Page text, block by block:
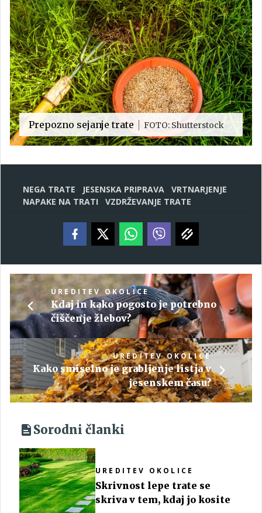
Prepozno sejanje trate FOTO: Shutterstock
NEGA TRATE JESENSKA PRIPRAVA
VRTNARJENJE
NAPAKE NA TRATI
VZDRŽEVANJE TRATE
UREDITEV OKOLICE
Kdaj in kako pogosto je potrebno
čiščenje žlebov?
UREDITEV OKOLICE
Kako smiselno je grabljenje listja v
jesenskem času?
Sorodni članki
UREDITEV OKOLICE
Skrivnost lepe trate se
skriva v tem, kdaj jo kosite